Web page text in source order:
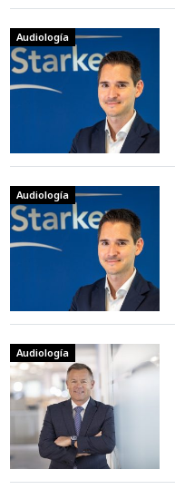
Audiología
Audiología
Audiología